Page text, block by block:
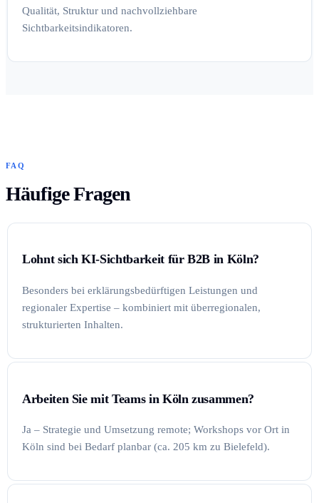
Qualität, Struktur und nachvollziehbare
Sichtbarkeitsindikatoren.
FAQ
Häufige Fragen
Lohnt sich KI-Sichtbarkeit für B2B in Köln?
Besonders bei erklärungsbedürftigen Leistungen und
regionaler Expertise – kombiniert mit überregionalen,
strukturierten Inhalten.
Arbeiten Sie mit Teams in Köln zusammen?
Ja – Strategie und Umsetzung remote; Workshops vor Ort in
Köln sind bei Bedarf planbar (ca. 205 km zu Bielefeld).